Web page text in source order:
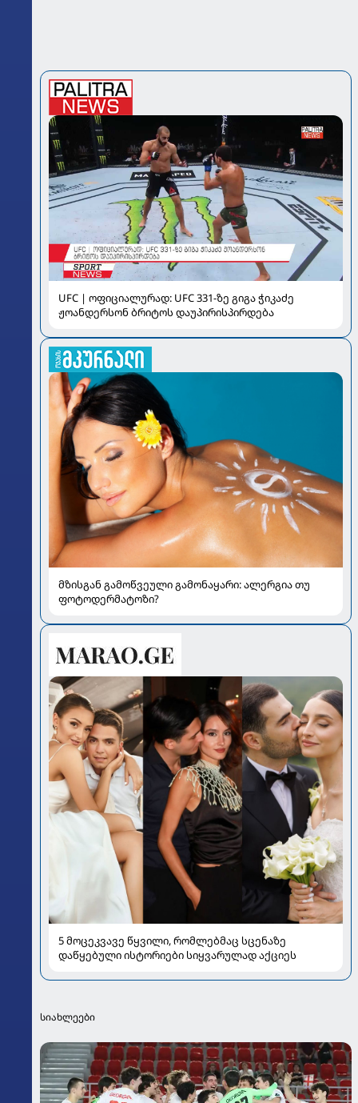
UFC | ოფიციალურად: UFC 331-ზე გიგა ჭიკაძე
ჟოანდერსონ ბრიტოს დაუპირისპირდება
მზისგან გამოწვეული გამონაყარი: ალერგია თუ
ფოტოდერმატოზი?
5 მოცეკვავე წყვილი, რომლებმაც სცენაზე
დაწყებული ისტორიები სიყვარულად აქციეს
სიახლეები